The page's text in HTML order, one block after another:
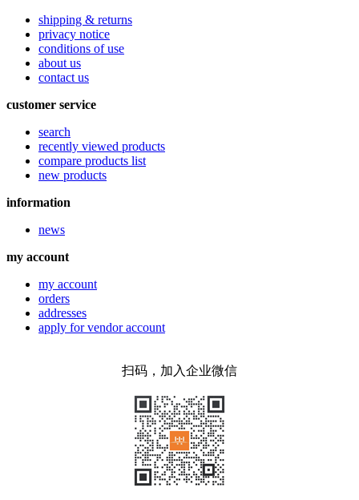
shipping & returns
privacy notice
conditions of use
about us
contact us
customer service
search
recently viewed products
compare products list
new products
information
news
my account
my account
orders
addresses
apply for vendor account
扫码，加入企业微信